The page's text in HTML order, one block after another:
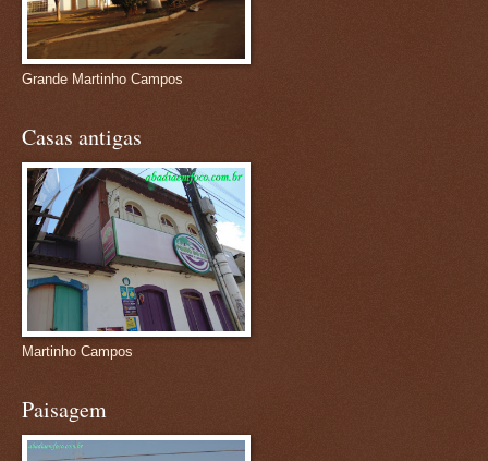
Grande Martinho Campos
Casas antigas
Martinho Campos
Paisagem